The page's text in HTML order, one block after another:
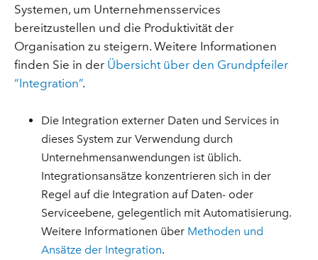
Systemen, um Unternehmensservices
bereitzustellen und die Produktivität der
Organisation zu steigern. Weitere Informationen
finden Sie in der Übersicht über den Grundpfeiler
“Integration”.
Die Integration externer Daten und Services in
dieses System zur Verwendung durch
Unternehmensanwendungen ist üblich.
Integrationsansätze konzentrieren sich in der
Regel auf die Integration auf Daten- oder
Serviceebene, gelegentlich mit Automatisierung.
Weitere Informationen über Methoden und
Ansätze der Integration.